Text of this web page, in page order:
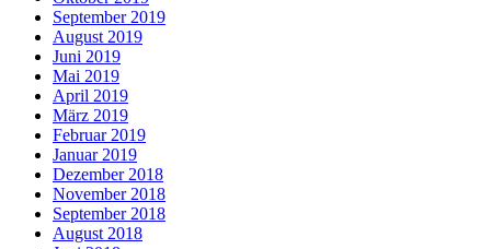
September 2019
August 2019
Juni 2019
Mai 2019
April 2019
März 2019
Februar 2019
Januar 2019
Dezember 2018
November 2018
September 2018
August 2018